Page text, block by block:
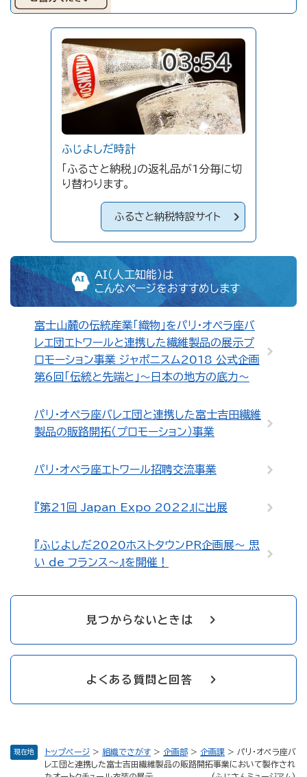
現在地 トップページ > 組織でさがす > 企画部 > 企画課 > パリ・オペラ座バ
レエ団と連携した富士吉田繊維製品の販路開拓事業において製作され
03:54
ふじよしだ時計
「ふるさと納税」の返礼品が1分毎に切
り替わります。
ふるさと納税特設サイト
AI（人工知能）は
こんなページをおすすめします
富士山麓の伝統産業「織物」をパリ・オペラ座バ
レエ団エトワールと連携した繊維製品の展示プ
ロモーション事業 ジャポニスム2018 公式企画
第6回「伝統と先端と」～日本の地方の底力～
パリ・オペラ座バレエ団と連携した富士吉田繊維
製品の販路開拓（プロモーション）事業
パリ・オペラ座エトワール招聘交流事業
『第21回 Japan Expo 2022』に出展
『ふじよしだ2020ホストタウンPR企画展～ 思
い de フランス～』を開催！
見つからないときは
よくある質問と回答